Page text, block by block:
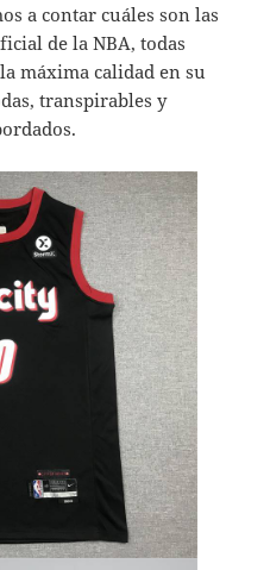
a contar cuáles son las
de la NBA, todas
máxima calidad en su
transpirables y